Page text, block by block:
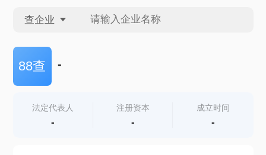
查企业
查企业
查产地
88查 -
法定代表人
-
注册资本
-
成立时间
-